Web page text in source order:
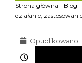
Strona główna - Blog -
działanie,
Opublikowano: